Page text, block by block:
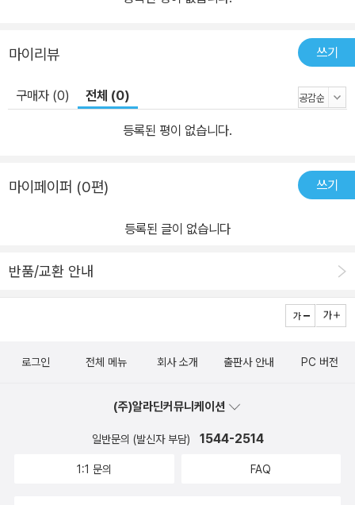
도의 지구적 감시 체계가 작동하고 있다는 에드워드 스노든의 폭로가
였다. 제3장 “중국의 ‘인터넷 안전’ 정책과 국가의 역할(고은송)”은
중국에서 인터넷 안전 전략을 구축하고, 인터넷 안전에 대한 국민들
실렸는데, 제4장 “미국과 유럽연합의 동맹 안보딜레마: 핵안보와 사
마’의 개념을 사이버 안보에 원용하여 나토 내의 동맹인 미국과 유럽
략: 아태지역 전략과 미일협력(이종진)”은 미국의 아태 전략이라는
미중경쟁과 중국이 펼치는 국제협력 전략의 맥락에서 살펴보았다. 제
과 사이버 안보레짐에서 미국과 러시아의 역할(도호정)”은 냉전기 미
국과 소련 간의 핵안보 레짐형성의 사례를 바탕으로 최근 사이버 안
“사이버 공격의 개념적 적용과 함의: 탈린 매뉴얼을 중심으로(정하
마이리뷰 쓰기
구매자 (0) 전체 (0)
등록된 평이 없습니다.
마이페이퍼 (0편) 쓰기
등록된 글이 없습니다
반품/교환 안내
로그인 전체 메뉴 회사 소개 출판사 안내 PC 버전
(주)알라딘커뮤니케이션
일반문의 (발신자 부담) 1544-2514
1:1 문의 FAQ